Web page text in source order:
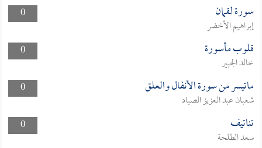
0
سورة لقمان
إبراهيم الأخضر
0
قلوب مأسورة
خالد الجبير
0
ماتيسر من سورة الأنفال والعلق
شعبان عبد العزيز الصياد
0
تناتيف
سعد الطلحة